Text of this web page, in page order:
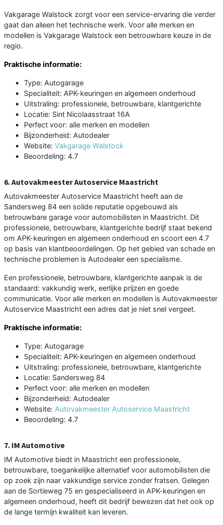
Vakgarage Walstock zorgt voor een service-ervaring die verder
gaat dan alleen het technische werk. Voor alle merken en
modellen is Vakgarage Walstock een betrouwbare keuze in de
regio.
Praktische informatie:
Type: Autogarage
Specialiteit: APK-keuringen en algemeen onderhoud
Uitstraling: professionele, betrouwbare, klantgerichte
Locatie: Sint Nicolaasstraat 16A
Perfect voor: alle merken en modellen
Bijzonderheid: Autodealer
Website: Vakgarage Walstock
Beoordeling: 4.7
6. Autovakmeester Autoservice Maastricht
Autovakmeester Autoservice Maastricht heeft aan de
Sandersweg 84 een solide reputatie opgebouwd als
betrouwbare garage voor automobilisten in Maastricht. Dit
professionele, betrouwbare, klantgerichte bedrijf staat bekend
om APK-keuringen en algemeen onderhoud en scoort een 4.7
op basis van klantbeoordelingen. Op het gebied van schade en
technische problemen is Autodealer een specialisme.
Een professionele, betrouwbare, klantgerichte aanpak is de
standaard: vakkundig werk, eerlijke prijzen en goede
communicatie. Voor alle merken en modellen is Autovakmeester
Autoservice Maastricht een adres dat je niet snel vergeet.
Praktische informatie:
Type: Autogarage
Specialiteit: APK-keuringen en algemeen onderhoud
Uitstraling: professionele, betrouwbare, klantgerichte
Locatie: Sandersweg 84
Perfect voor: alle merken en modellen
Bijzonderheid: Autodealer
Website: Autovakmeester Autoservice Maastricht
Beoordeling: 4.7
7. IM Automotive
IM Automotive biedt in Maastricht een professionele,
betrouwbare, toegankelijke alternatief voor automobilisten die
op zoek zijn naar vakkundige service zonder fratsen. Gelegen
aan de Sortieweg 75 en gespecialiseerd in APK-keuringen en
algemeen onderhoud, heeft dit bedrijf bewezen dat het ook op
de lange termijn kwaliteit kan leveren.